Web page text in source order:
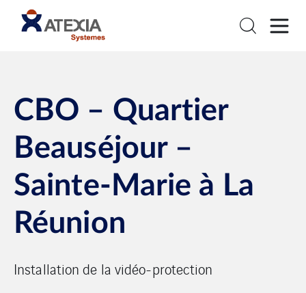
CBO – Quartier
Beauséjour –
Sainte-Marie à La
Réunion
Installation de la vidéo-protection